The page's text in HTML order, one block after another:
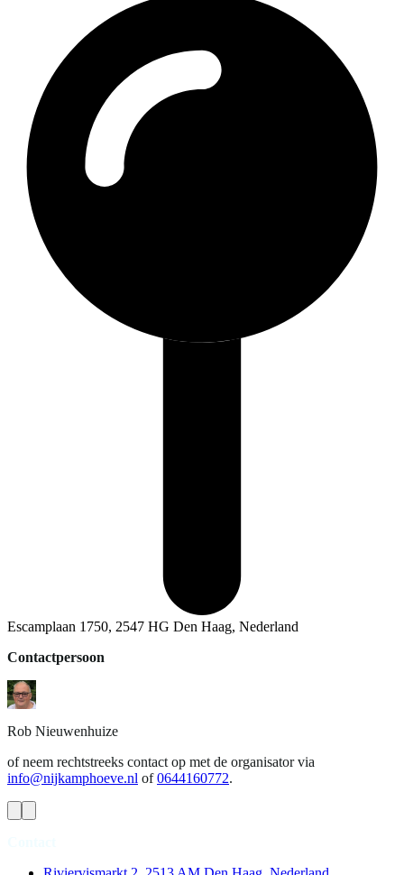
Escamplaan 1750, 2547 HG Den Haag, Nederland
Contactpersoon
Rob Nieuwenhuize
of neem rechtstreeks contact op met de organisator via
info@nijkamphoeve.nl of 0644160772.